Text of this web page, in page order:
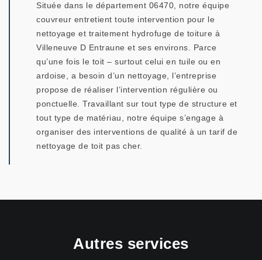
Située dans le département 06470, notre équipe
couvreur entretient toute intervention pour le
nettoyage et traitement hydrofuge de toiture à
Villeneuve D Entraune et ses environs. Parce
qu’une fois le toit – surtout celui en tuile ou en
ardoise, a besoin d’un nettoyage, l’entreprise
propose de réaliser l’intervention régulière ou
ponctuelle. Travaillant sur tout type de structure et
tout type de matériau, notre équipe s’engage à
organiser des interventions de qualité à un tarif de
nettoyage de toit pas cher.
Autres services